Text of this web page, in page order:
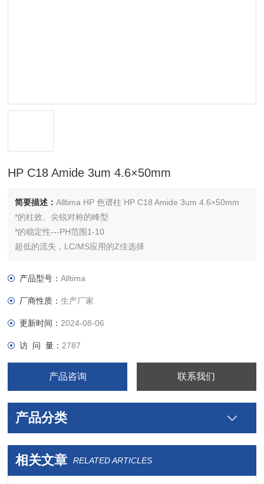
HP C18 Amide 3um 4.6×50mm
简要描述：Alltima HP 色谱柱 HP C18 Amide 3um 4.6×50mm
*的柱效、尖锐对称的峰型
*的稳定性---PH范围1-10
超低的流失，LC/MS应用的Z佳选择
C18： 适用于普通的反相应用
EPS C18：提高极性样品的保留和峰型对称性
产品型号：Alltima
厂商性质：生产厂家
更新时间： 2024-08-06
访 问 量： 2787
产品咨询 联系我们
产品分类
相关文章 RELATED ARTICLES